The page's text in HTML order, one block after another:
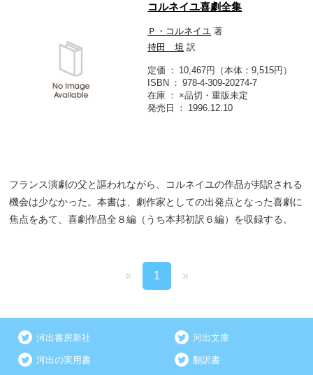
コルネイユ喜劇全集
Ｐ・コルネイユ 著
持田 坦 訳
定価
10,467円（本体：9,515円）
ISBN
978-4-309-20274-7
在庫
×品切・重版未定
発売日
1996.12.10
フランス演劇の父と謳われながら、コルネイユの作品が邦訳される
機会は少なかった。本書は、劇作家としての出発点となった喜劇に
焦点をあて、喜劇作品全８編（うち本邦初訳６編）を収録する。
« 1 »
河出書房新社 河出文庫
河出の実用書 翻訳書